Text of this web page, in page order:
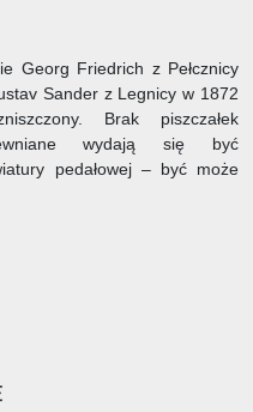
Georg Friedrich z Pełcznicy
Sander z Legnicy w 1872
Brak piszczałek
wydają się być
pedałowej – być może